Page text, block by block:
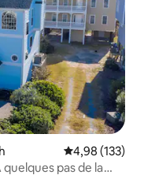
Évaluation
4,98 (133)
pas de la